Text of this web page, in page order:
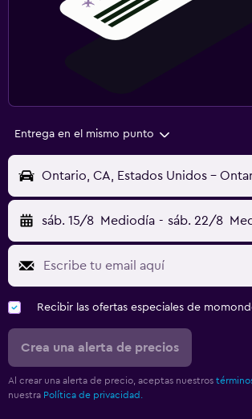
Entrega en el mismo punto
Ontario, CA, Estados Unidos -
sáb. 15/8 Mediodía - sáb. 22/8
Recibir las ofertas especiales de
Crea una alerta de precios
Al crear una alerta de precio, aceptas nuestros
nuestra Política de privacidad.